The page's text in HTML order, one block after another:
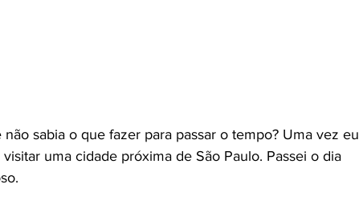
sabia o que fazer para passar o tempo? Uma vez eu
uma cidade próxima de São Paulo. Passei o dia